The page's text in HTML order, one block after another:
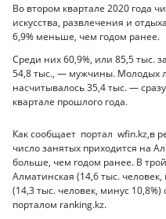
Во втором квартале 2020 года
искусства, развлечения и
6,9% меньше, чем годом ранее.
Среди них 60,9%, или 85,5
54,8 тыс., — мужчины. Молодых
насчитывалось 35,4 тыс. —
квартале прошлого года.
Как сообщает портал wfin.kz,в
число занятых приходится на
больше, чем годом ранее. В
Алматинская (14,6 тыс. человек,
(14,3 тыс. человек, минус
порталом ranking.kz.